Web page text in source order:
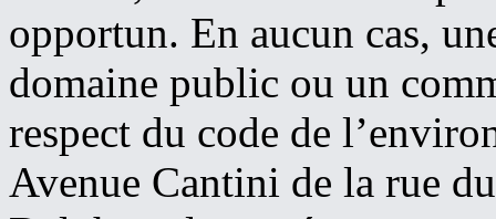
opportun. En aucun cas,
domaine public ou un
respect du code de
Avenue Cantini de la rue